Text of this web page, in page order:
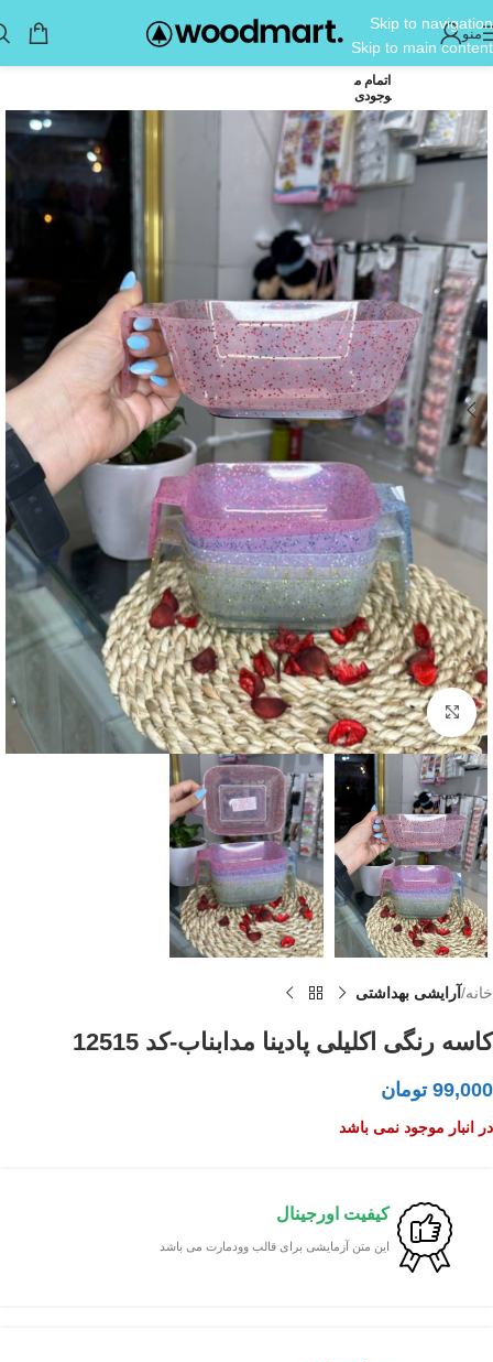
Skip to navigation
Skip to main content
منو
اتمام م
وجودی
بزرگنمایی تصویر
خانه آرایشی بهداشتی
کاسه رنگی اکلیلی پادینا مدابناب-کد 12515
99,000 تومان
در انبار موجود نمی باشد
کیفیت اورجینال
این متن آزمایشی برای قالب وودمارت می باشد